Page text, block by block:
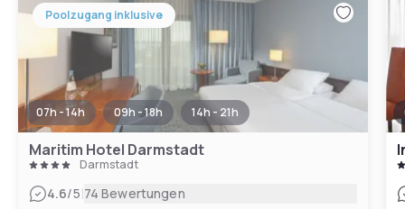
Poolzugang inklusive
07h - 14h 09h - 18h 14h - 21h
Maritim Hotel Darmstadt
Darmstadt
4.6/5|74 Bewertungen